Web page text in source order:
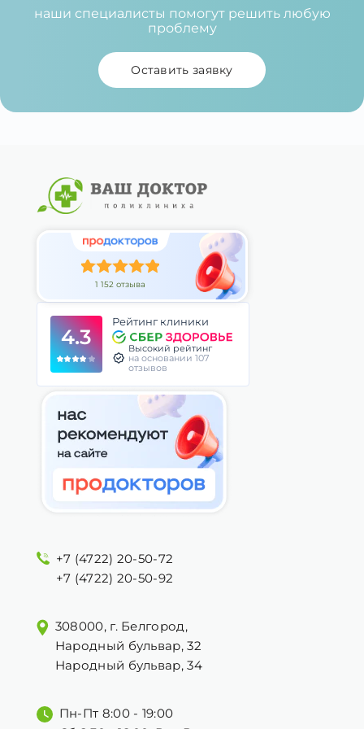
2021
приобретенных пороков сердца»
наши специалисты помогут решить любую
проблему
Оставить заявку
1 152 отзыва
4.3
Рейтинг клиники
Высокий рейтинг
на основании 107
отзывов
+7 (4722) 20-50-72
+7 (4722) 20-50-92
308000, г. Белгород,
Народный бульвар, 32
Народный бульвар, 34
Пн-Пт 8:00 - 19:00